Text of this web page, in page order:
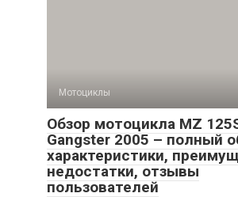
Мотоциклы
Обзор мотоцикла MZ
Gangster 2005 – полный
характеристики,
недостатки, отзывы
пользователей